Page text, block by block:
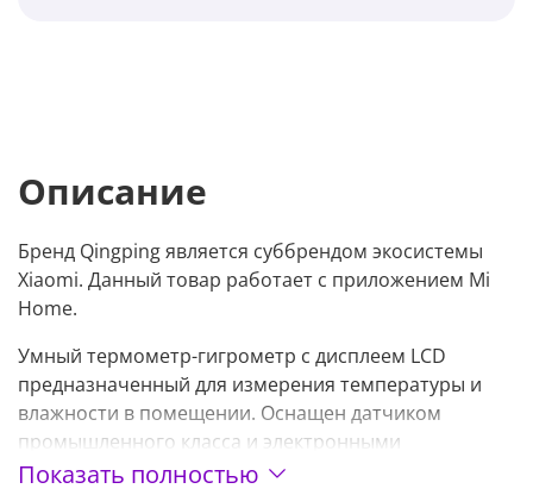
Описание
Бренд Qingping является суббрендом экосистемы
Xiaomi. Данный товар работает с приложением Mi
Home.
Умный термометр-гигрометр с дисплеем LCD
предназначенный для измерения температуры и
влажности в помещении. Оснащен датчиком
промышленного класса и электронными
компонентами от Sensirion. Имеет долгое время
Показать полностью